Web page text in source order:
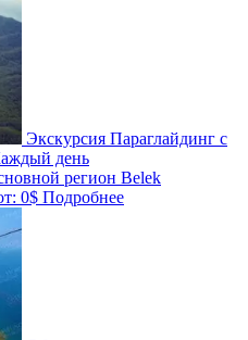
Экскурсия Параглайдинг с
день
регион Belek
0$ Подробнее